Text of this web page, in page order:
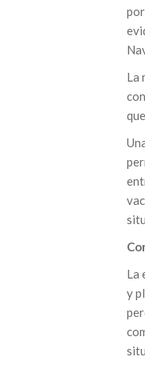
La
La
y